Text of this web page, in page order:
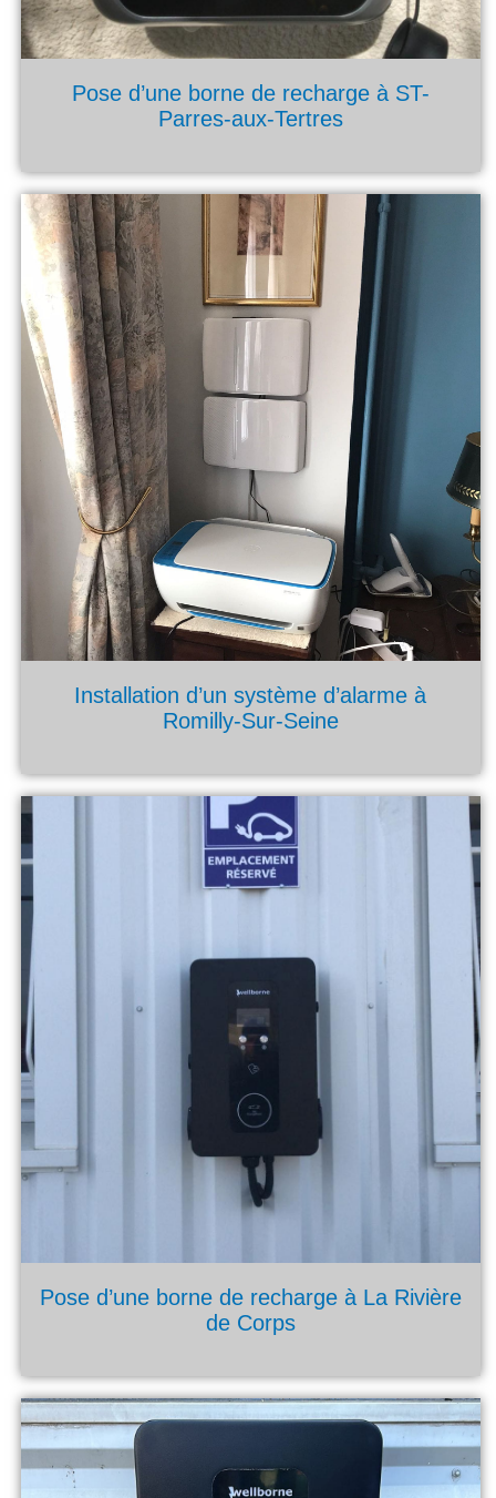
Pose d’une borne de recharge à ST-
Parres-aux-Tertres
Installation d’un système d’alarme à
Romilly-Sur-Seine
Pose d’une borne de recharge à La Rivière
de Corps